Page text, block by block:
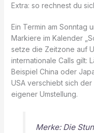
Extra: so rechnest du
Ein Termin am Sonntag
Markiere im Kalender
setze die Zeitzone auf
internationale Calls gilt:
Beispiel China oder
USA verschiebt sich
eigener Umstellung.
Merke: Die